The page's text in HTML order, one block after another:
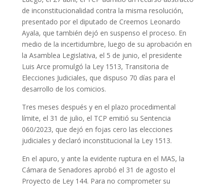
de inconstitucionalidad contra la misma resolución,
presentado por el diputado de Creemos Leonardo
Ayala, que también dejó en suspenso el proceso. En
medio de la incertidumbre, luego de su aprobación en
la Asamblea Legislativa, el 5 de junio, el presidente
Luis Arce promulgó la Ley 1513, Transitoria de
Elecciones Judiciales, que dispuso 70 días para el
desarrollo de los comicios.
Tres meses después y en el plazo procedimental
límite, el 31 de julio, el TCP emitió su Sentencia
060/2023, que dejó en fojas cero las elecciones
judiciales y declaró inconstitucional la Ley 1513.
En el apuro, y ante la evidente ruptura en el MAS, la
Cámara de Senadores aprobó el 31 de agosto el
Proyecto de Ley 144. Para no comprometer su